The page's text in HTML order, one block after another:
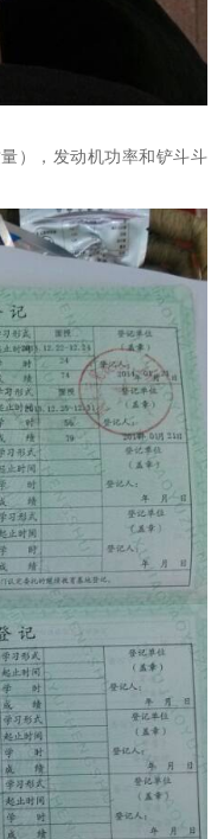
），发动机功率和铲斗斗